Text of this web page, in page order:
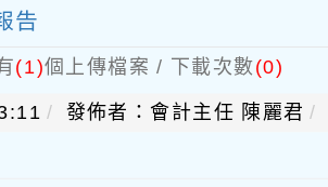
告
(1)個上傳檔案 / 下載次數(0)
發佈者：會計主任 陳麗君